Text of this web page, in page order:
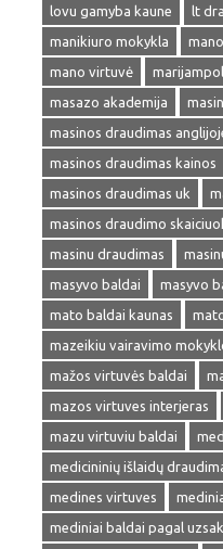
lovu gamyba kaune
lt
manikiuro mokykla
mano virtuvė
masazo akademija
masinos draudimas
masinos draudimas kainos
masinos draudimas uk
masinos draudimo
masinu draudimas
masyvo baldai
masyvo
mato baldai kaunas
mazeikiu vairavimo
mažos virtuvės baldai
mazos virtuves interjeras
mazu virtuviu baldai
medicininių išlaidų
medines virtuves
mediniai baldai pagal